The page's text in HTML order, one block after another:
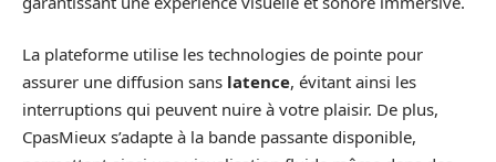
La plateforme utilise les technologies de pointe pour
assurer une diffusion sans latence, évitant ainsi les
interruptions qui peuvent nuire à votre plaisir. De plus,
CpasMieux s’adapte à la bande passante disponible,